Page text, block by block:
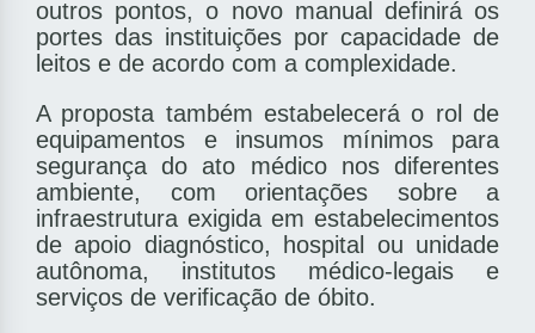
outros pontos, o novo manual de­finirá os
portes das instituições por capacidade de
leitos e de acordo com a complexidade.
A proposta também estabelecerá o rol de
equipamentos e insumos mínimos para
segurança do ato médico nos diferentes
ambiente, com orientações sobre a
infraestrutura exigida em estabelecimentos
de apoio diagnóstico, hospital ou unidade
autônoma, institutos médico-legais e
serviços de verificação de óbito.